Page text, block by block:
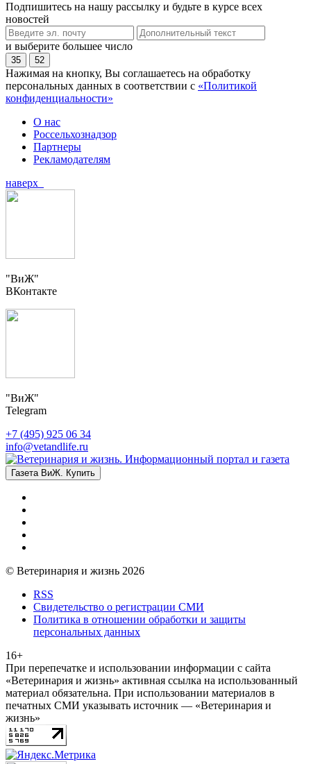
Подпишитесь на нашу рассылку и будьте в курсе всех
новостей
и выберите большее число
35 52
Нажимая на кнопку, Вы соглашаетесь на обработку
персональных данных в соответствии с «Политикой
конфиденциальности»
О нас
Россельхознадзор
Партнеры
Рекламодателям
наверх
"ВиЖ"
ВКонтакте
"ВиЖ"
Telegram
+7 (495) 925 06 34
info@vetandlife.ru
Газета ВиЖ. Купить
© Ветеринария и жизнь 2026
RSS
Свидетельство о регистрации СМИ
Политика в отношении обработки и защиты
персональных данных
16+
При перепечатке и использовании информации с сайта
«Ветеринария и жизнь» активная ссылка на использованный
материал обязательна. При использовании материалов в
печатных СМИ указывать источник — «Ветеринария и
жизнь»